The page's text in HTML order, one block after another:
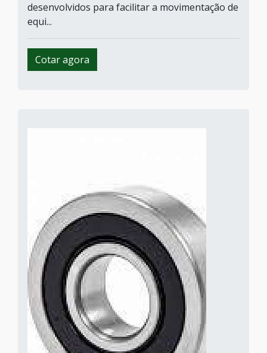
desenvolvidos para facilitar a movimentação de
equi...
Cotar agora